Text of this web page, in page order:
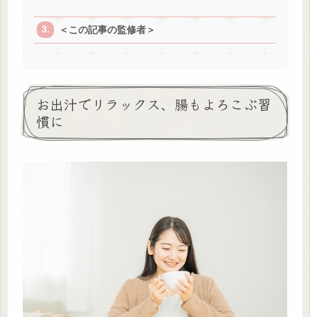
＜この記事の監修者＞
お出汁でリラックス、腸もよろこぶ習
慣に